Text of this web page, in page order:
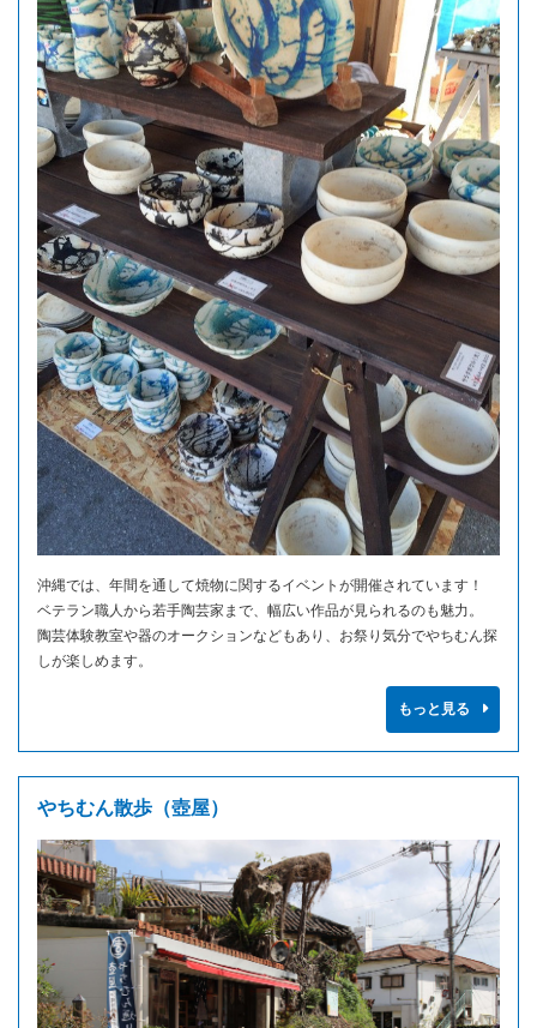
沖縄では、年間を通して焼物に関するイベントが開催されています！
ベテラン職人から若手陶芸家まで、幅広い作品が見られるのも魅力。
陶芸体験教室や器のオークションなどもあり、お祭り気分でやちむん探
しが楽しめます。
もっと見る
やちむん散歩（壺屋）